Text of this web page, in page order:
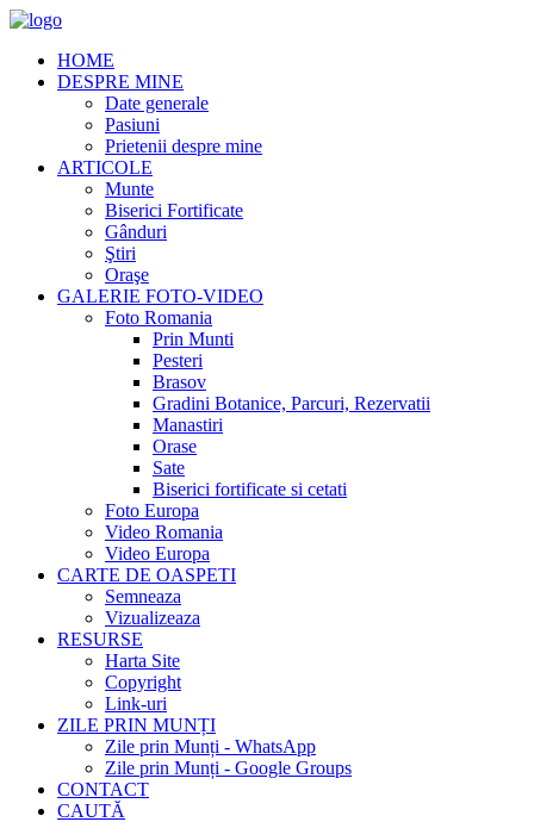
HOME
DESPRE MINE
Date generale
Pasiuni
Prietenii despre mine
ARTICOLE
Munte
Biserici Fortificate
Gânduri
Ştiri
Oraşe
GALERIE FOTO-VIDEO
Foto Romania
Prin Munti
Pesteri
Brasov
Gradini Botanice, Parcuri, Rezervatii
Manastiri
Orase
Sate
Biserici fortificate si cetati
Foto Europa
Video Romania
Video Europa
CARTE DE OASPETI
Semneaza
Vizualizeaza
RESURSE
Harta Site
Copyright
Link-uri
ZILE PRIN MUNȚI
Zile prin Munți - WhatsApp
Zile prin Munți - Google Groups
CONTACT
CAUTĂ